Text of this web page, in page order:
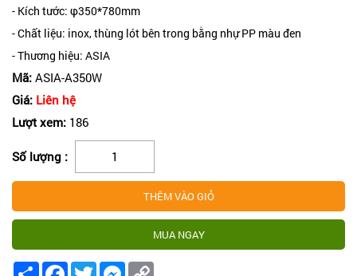
- Kích tước: φ350*780mm
- Chất liệu: inox, thùng lót bên trong bằng nhự PP màu đen
- Thương hiệu: ASIA
Mã: ASIA-A350W
Giá: Liên hệ
Lượt xem: 186
Số lượng :
Share FacebookTwitterMessenger